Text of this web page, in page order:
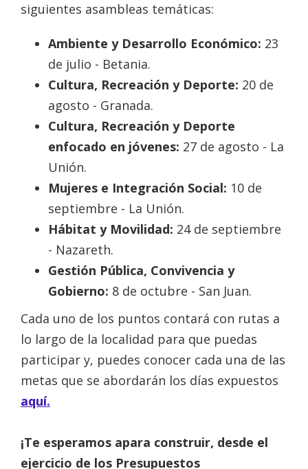
siguientes asambleas temáticas:
Ambiente y Desarrollo Económico: 23
de julio - Betania.
Cultura, Recreación y Deporte: 20 de
agosto - Granada.
Cultura, Recreación y Deporte
enfocado en jóvenes: 27 de agosto - La
Unión.
Mujeres e Integración Social: 10 de
septiembre - La Unión.
Hábitat y Movilidad: 24 de septiembre
- Nazareth.
Gestión Pública, Convivencia y
Gobierno: 8 de octubre - San Juan.
Cada uno de los puntos contará con rutas a
lo largo de la localidad para que puedas
participar y, puedes conocer cada una de las
metas que se abordarán los días expuestos
aquí.
¡Te esperamos apara construir, desde el
ejercicio de los Presupuestos